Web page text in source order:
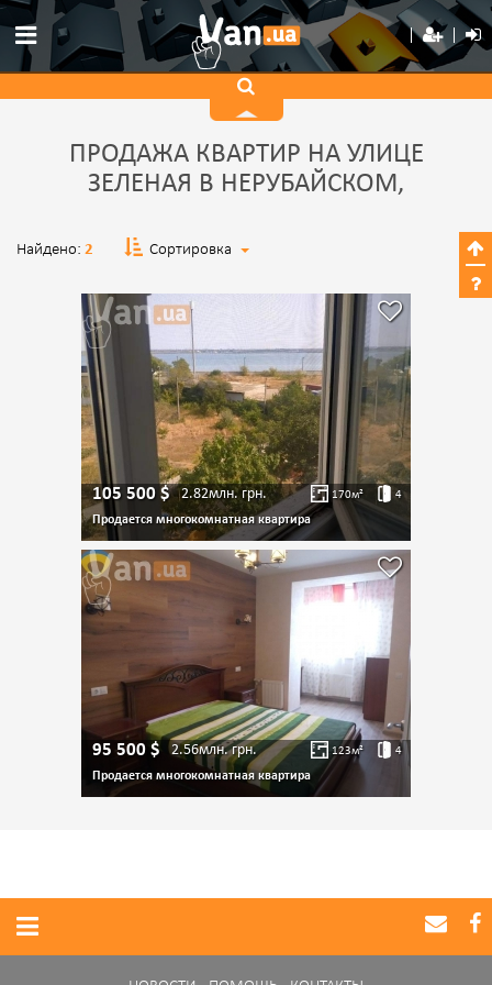
ПРОДАЖА КВАРТИР НА УЛИЦЕ
ЗЕЛЕНАЯ В НЕРУБАЙСКОМ,
Найдено: 2 Сортировка
105 500 $ 2.82млн.грн. 170м² 4
Продается многокомнатная квартира
95 500 $ 2.56млн.грн. 123м² 4
Продается многокомнатная квартира